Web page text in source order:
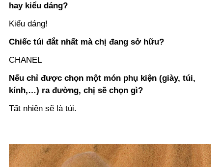
hay kiểu dáng?
Kiểu dáng!
Chiếc túi đắt nhất mà chị đang sở hữu?
CHANEL
Nếu chỉ được chọn một món phụ kiện (giày, túi,
kính,…) ra đường, chị sẽ chọn gì?
Tất nhiên sẽ là túi.